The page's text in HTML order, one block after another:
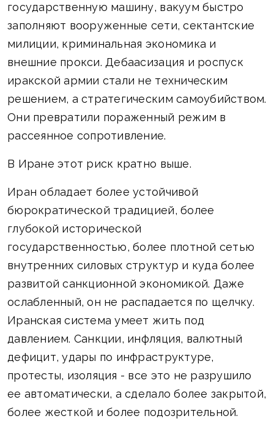
государственную машину, вакуум быстро
заполняют вооруженные сети, сектантские
милиции, криминальная экономика и
внешние прокси. Дебаасизация и роспуск
иракской армии стали не техническим
решением, а стратегическим самоубийством.
Они превратили пораженный режим в
рассеянное сопротивление.
В Иране этот риск кратно выше.
Иран обладает более устойчивой
бюрократической традицией, более
глубокой исторической
государственностью, более плотной сетью
внутренних силовых структур и куда более
развитой санкционной экономикой. Даже
ослабленный, он не распадается по щелчку.
Иранская система умеет жить под
давлением. Санкции, инфляция, валютный
дефицит, удары по инфраструктуре,
протесты, изоляция - все это не разрушило
ее автоматически, а сделало более закрытой,
более жесткой и более подозрительной.